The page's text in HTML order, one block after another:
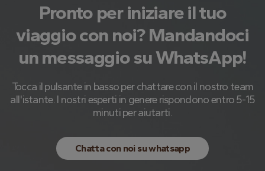
Pronto per iniziare il tuo
viaggio con noi? Mandandoci
un messaggio su WhatsApp!
Tocca il pulsante in basso per chattare con il nostro team
all'istante. I nostri esperti in genere rispondono entro 5-15
minuti per aiutarti.
Chatta con noi su whatsapp